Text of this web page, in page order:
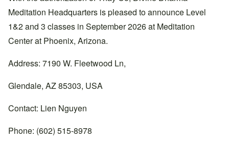
Meditation Headquarters is pleased to announce Level
1&2 and 3 classes in September 2026 at Meditation
Center at Phoenix, Arizona.
Address: 7190 W. Fleetwood Ln,
Glendale, AZ 85303, USA
Contact: Lien Nguyen
Phone: (602) 515-8978